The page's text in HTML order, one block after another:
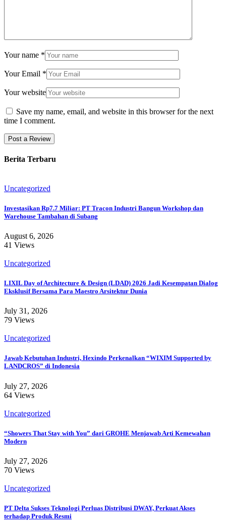
Your name *
Your Email *
Your website
Save my name, email, and website in this browser for the next
time I comment.
Berita Terbaru
Uncategorized
Investasikan Rp7.7 Miliar: PT Tracon Industri Bangun Workshop dan
Warehouse Tambahan di Subang
August 6, 2026
41 Views
Uncategorized
LIXIL Day of Architecture & Design (LDAD) 2026 Jadi Kesempatan Dialog
Eksklusif Bersama Para Maestro Arsitektur Dunia
July 31, 2026
79 Views
Uncategorized
Jawab Kebutuhan Industri, Hexindo Perkenalkan “WIXIM Supported by
LANDCROS” di Indonesia
July 27, 2026
64 Views
Uncategorized
“Showers That Stay with You” dari GROHE Menjawab Arti Kemewahan
Modern
July 27, 2026
70 Views
Uncategorized
PT Delta Sukses Teknologi Perluas Distribusi DWAY, Perkuat Akses
terhadap Produk Resmi